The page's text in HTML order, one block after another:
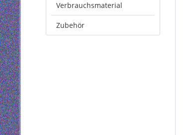
Verbrauchsmaterial
Zubehör